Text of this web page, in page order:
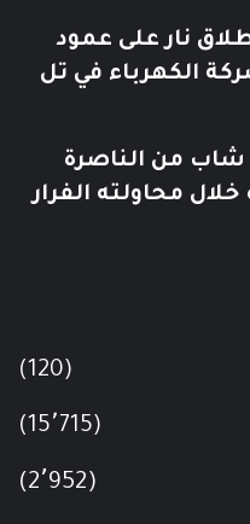
نار على عمود
الكهرباء في تل
شاب من الناصرة
محاولته الفرار
(120)
(15٬715)
(2٬952)